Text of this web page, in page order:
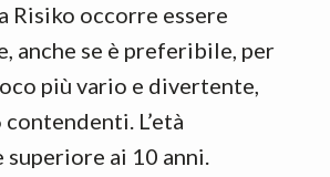
Risiko occorre essere
anche se è preferibile, per
più vario e divertente,
L’età
superiore ai 10 anni.